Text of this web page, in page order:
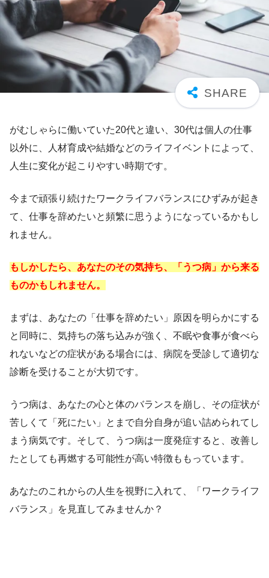
がむしゃらに働いていた20代と違い、30代は個人の仕事
以外に、人材育成や結婚などのライフイベントによって、
人生に変化が起こりやすい時期です。
今まで頑張り続けたワークライフバランスにひずみが起き
て、仕事を辞めたいと頻繁に思うようになっているかもし
れません。
もしかしたら、あなたのその気持ち、「うつ病」から来る
ものかもしれません。
まずは、あなたの「仕事を辞めたい」原因を明らかにする
と同時に、気持ちの落ち込みが強く、不眠や食事が食べら
れないなどの症状がある場合には、病院を受診して適切な
診断を受けることが大切です。
うつ病は、あなたの心と体のバランスを崩し、その症状が
苦しくて「死にたい」とまで自分自身が追い詰められてし
まう病気です。そして、うつ病は一度発症すると、改善し
たとしても再燃する可能性が高い特徴ももっています。
あなたのこれからの人生を視野に入れて、「ワークライフ
バランス」を見直してみませんか？